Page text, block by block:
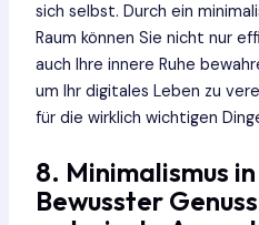
sich selbst. Durch ein
Raum können Sie nicht nur
auch Ihre innere Ruhe
um Ihr digitales Leben zu
für die wirklich wichtigen
8. Minimalismus
Bewusster